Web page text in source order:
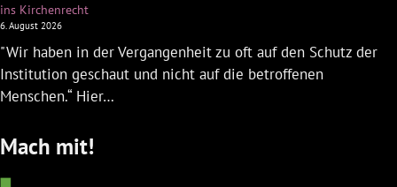
ins Kirchenrecht
6. August 2026
"Wir haben in der Vergangenheit zu oft auf den Schutz der
Institution geschaut und nicht auf die betroffenen
Menschen.“ Hier…
Mach mit!